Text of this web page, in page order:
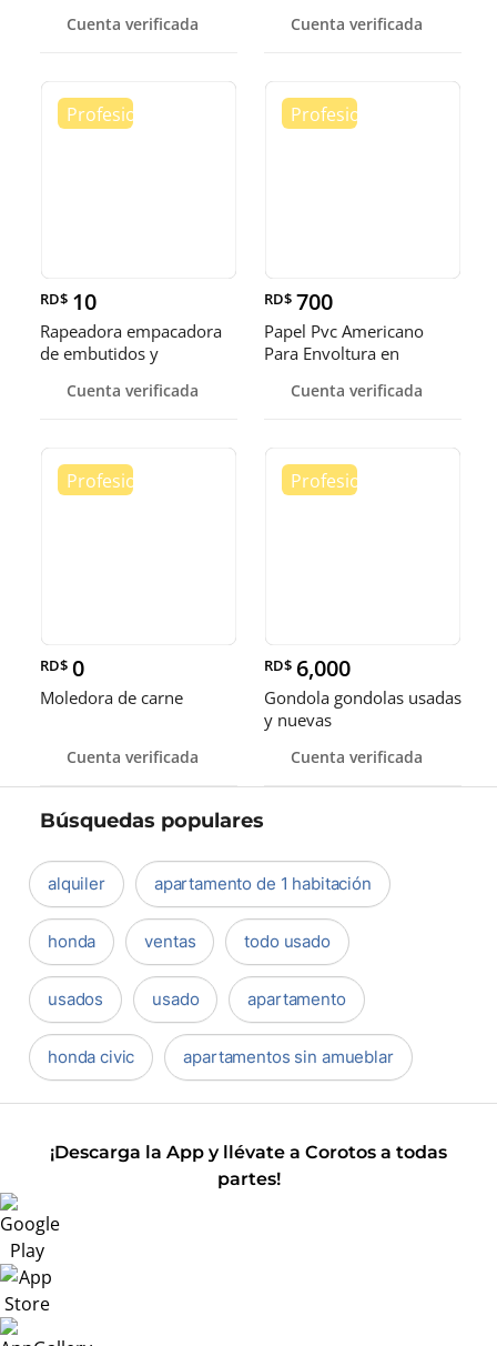
Cuenta verificada Cuenta verificada
RD$ 10
Rapeadora empacadora
de embutidos y
Cuenta verificada
RD$ 700
Papel Pvc Americano
Para Envoltura en
pulgadas
Cuenta verificada
RD$ 0
Moledora de carne
Cuenta verificada
RD$ 6,000
Gondola gondolas usadas
y nuevas
Cuenta verificada
Búsquedas populares
alquiler apartamento de 1 habitación
honda ventas todo usado
usados usado apartamento
honda civic apartamentos sin amueblar
¡Descarga la App y llévate a Corotos a todas
partes!